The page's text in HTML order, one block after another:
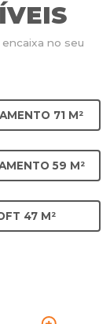
no seu
71 M²
59 M²
47 M²